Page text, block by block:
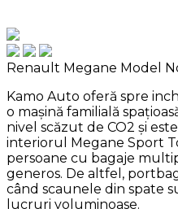
Renault Megane Model
Kamo Auto oferă spre
o mașină familială
nivel scăzut de CO2 și
interiorul Megane Sport
persoane cu bagaje
generos. De altfel,
când scaunele din spate
lucruri voluminoase.